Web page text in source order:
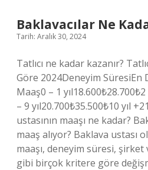
Baklavacılar Ne
Tarih: Aralık 30, 2024
Tatlıcı ne kadar kazanır?
Göre 2024Deneyim SüresiEn
Maaş0 – 1
– 9 yıl20.700₺35.500₺10 yıl
ustasının maaşı ne kadar?
maaş alıyor? Baklava ustası
maaşı, deneyim süresi, şirket
gibi birçok kritere göre